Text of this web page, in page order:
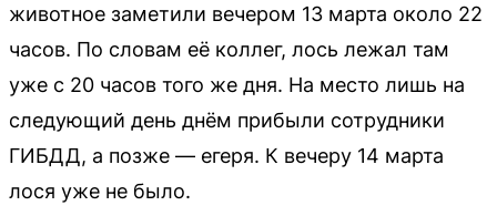
животное заметили вечером 13 марта около 22
часов. По словам её коллег, лось лежал там
уже с 20 часов того же дня. На место лишь на
следующий день днём прибыли сотрудники
ГИБДД, а позже — егеря. К вечеру 14 марта
лося уже не было.